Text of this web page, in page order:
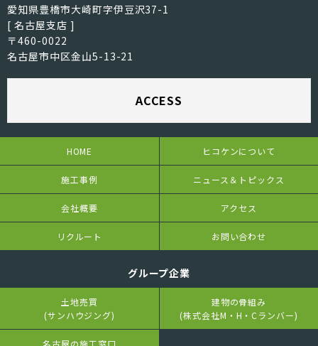
愛知県豊橋市大崎町字伊豆沢37-1
[ 名古屋支店 ]
〒460-0022
名古屋市中区金山5-13-21
ACCESS
HOME ヒコケンについて
施工事例 ニュース＆トピックス
会社概要 アクセス
リクルート お問い合わせ
グループ企業
土地売買
(サンハウジング)
建物の骨組み
(株式会社M・H・Cランバー)